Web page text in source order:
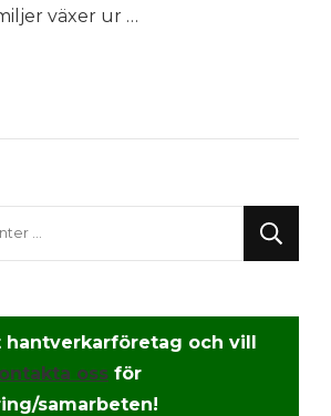
växer ur …
hantverkarföretag och vill
oss för
samarbeten!